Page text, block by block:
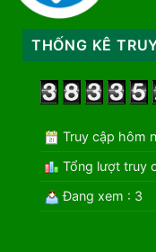
THỐNG KÊ
Truy cập hôm
Tổng lượt truy
Đang xem : 3